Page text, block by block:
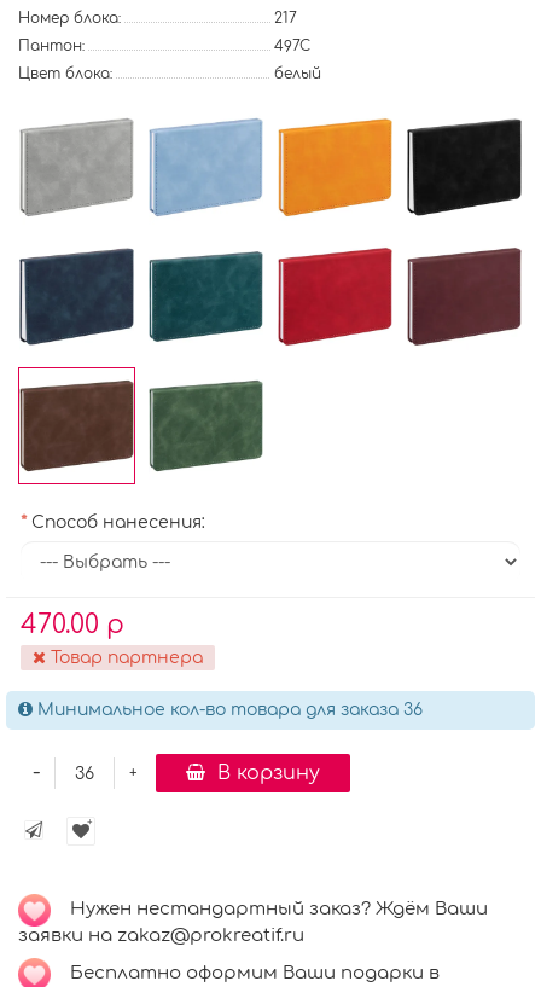
Номер блока:
217
Пантон:
497C
Цвет блока:
белый
Способ нанесения:
470.00 р
Товар партнера
Минимальное кол-во товара для заказа 36
+
- В корзину
Нужен нестандартный заказ? Ждём Ваши
заявки на zakaz@prokreatif.ru
Бесплатно оформим Ваши подарки в